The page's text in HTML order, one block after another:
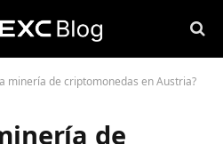
minería de criptomonedas en Austria?
de